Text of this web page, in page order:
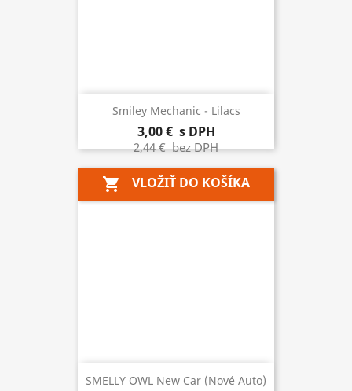
Smiley Mechanic - Lilacs
3,00 € s DPH
2,44 €bez DPH
shopping_cart VLOŽIŤ DO KOŠÍKA
SMELLY OWL New Car (nové Auto)